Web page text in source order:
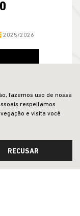
2025/2026
fazemos uso de nossa
respeitamos
e visita você
RECUSAR